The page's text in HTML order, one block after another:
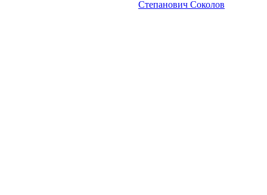
Степанович Соколов